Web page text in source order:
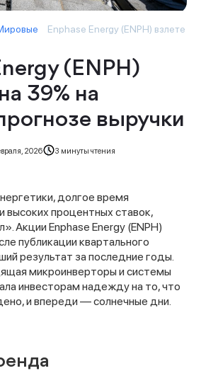
Enphase Energy (ENPH) взлете
(ENPH)
39% на
выручки
2026 3 минуты чтения
долгое время
высоких процентных ставок,
Акции Enphase Energy (ENPH)
публикации квартального
результат за последние годы.
микроинверторы и системы
инвесторам надежду на то, что
и впереди — солнечные дни.